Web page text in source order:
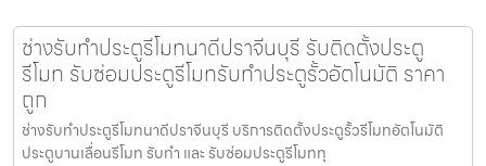
ช่างรับทำประตูรีโมทนาดีปราจีนบุรี รับติดตั้งประตู
รีโมท รับซ่อมประตูรีโมทรับทำประตูรั้วอัตโนมัติ ราคา
ถูก
ช่างรับทำประตูรีโมทนาดีปราจีนบุรี บริการติดตั้งประตูรั้วรีโมทอัตโนมัติ
ประตูบานเลื่อนรีโมท รับทำ และ รับซ่อมประตูรีโมททุ